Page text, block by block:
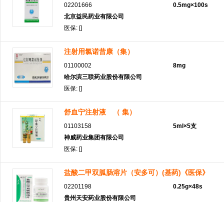
02201666
北京益民药业有限公司
医保: []
0.5mg×100s
注射用氯诺昔康（集）
01100002
哈尔滨三联药业股份有限公司
医保: []
8mg
舒血宁注射液 （ 集）
01103158
神威药业集团有限公司
医保: []
5ml×5支
盐酸二甲双胍肠溶片（安多可）(基药)《医保》
02201198
贵州天安药业股份有限公司
0.25g×48s